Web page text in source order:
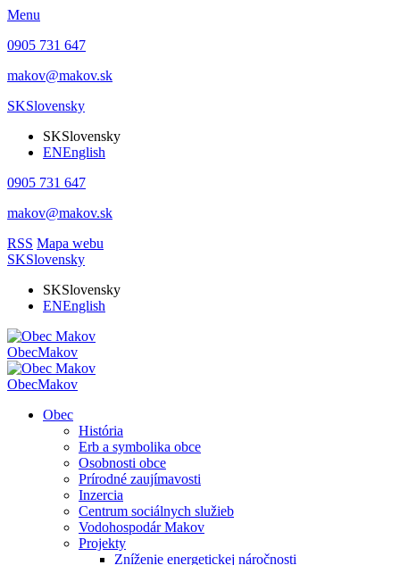
Menu
0905 731 647
makov@makov.sk
SKSlovensky
SKSlovensky
ENEnglish
0905 731 647
makov@makov.sk
RSS Mapa webu
SKSlovensky
SKSlovensky
ENEnglish
ObecMakov
ObecMakov
Obec
História
Erb a symbolika obce
Osobnosti obce
Prírodné zaujímavosti
Inzercia
Centrum sociálnych služieb
Vodohospodár Makov
Projekty
Zníženie energetickej náročnosti